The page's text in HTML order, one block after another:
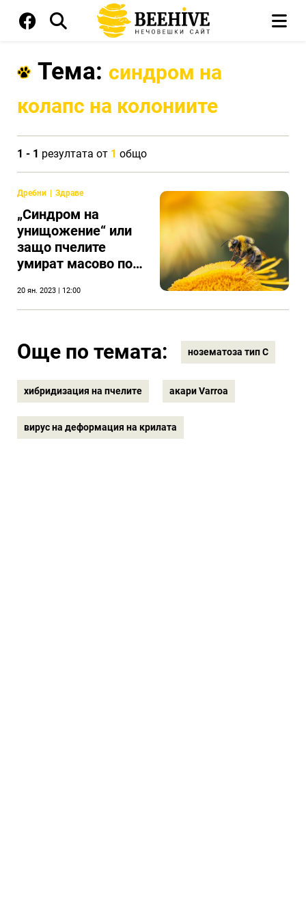
Тема: синдром на
колапс на колониите
1 - 1 резултата от 1 общо
Дребни Здраве
„Синдром на
унищожение“ или
защо пчелите
умират масово по
20 ян. 2023 | 12:00
Още по темата: нозематоза тип С
хибридизация на пчелите акари Varroa
вирус на деформация на крилата